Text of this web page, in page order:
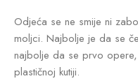
Odjeća se ne smije ni
moljci. Najbolje je da se
najbolje da se prvo
plastičnoj kutiji.